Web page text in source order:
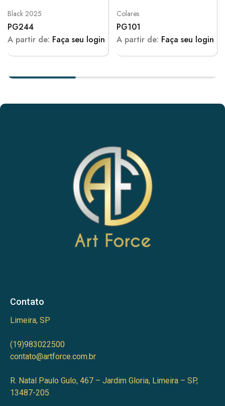
Black 2025
PG244
A partir de: Faça seu login
Colares
PG101
A partir de: Faça seu login
Contato
Limeira, SP
(19)983022500
contato@artforce.com.br
R. Natal Paulo Gulo, 467 – Jardim Gloria, Limeira – SP,
13487-205